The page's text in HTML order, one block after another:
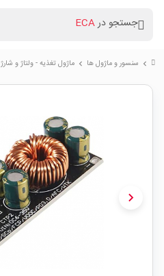
جستجو درECA
chevron_right سنسور و ماژول ها chevron_right ماژول تغذیه - ولتاژ و شارژ
chevron_right